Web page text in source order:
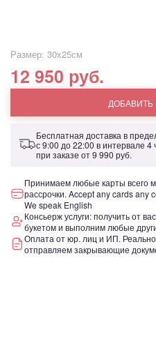
Размер: 30х25см
12 950 руб.
ДОБАВИТЬ
Бесплатная доставка в
с 9:00 до 22:00 в интервале 4
при заказе от9 990 руб.
Принимаем любые карты всего
рассрочки. Accept any cards any
We speak English
Консьерж услуги: получить от
букетом и выполним любые
Оплата от юр. лиц и ИП.
отправляем закрывающие